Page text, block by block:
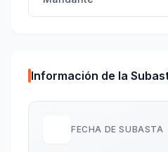
Información de la
FECHA DE SUBASTA